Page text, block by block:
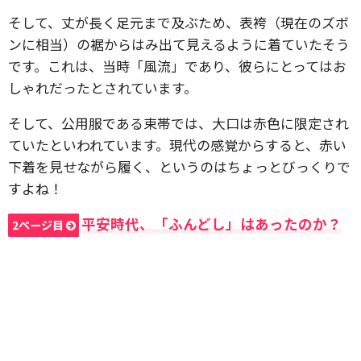
そして、丈が長く足元まで及ぶため、表袴（現在のズボ
ンに相当）の裾からはみ出て見えるように着ていたそう
です。これは、当時「風流」であり、彼らにとってはお
しゃれだったとされています。
そして、公用服である束帯では、大口は赤色に限定され
ていたといわれています。現代の感覚からすると、赤い
下着を見せながら履く、というのはちょっとびっくりで
すよね！
2ページ目 平安時代、「ふんどし」はあったのか？